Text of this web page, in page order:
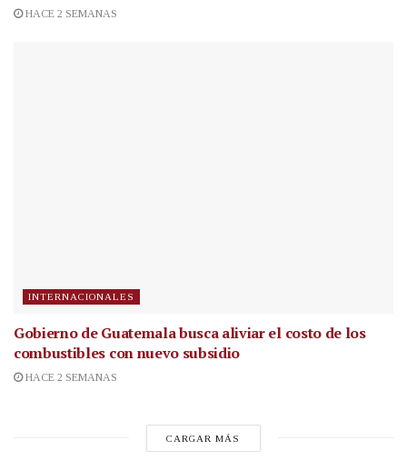
HACE 2 SEMANAS
INTERNACIONALES
Gobierno de Guatemala busca aliviar el costo de los
combustibles con nuevo subsidio
HACE 2 SEMANAS
CARGAR MÁS